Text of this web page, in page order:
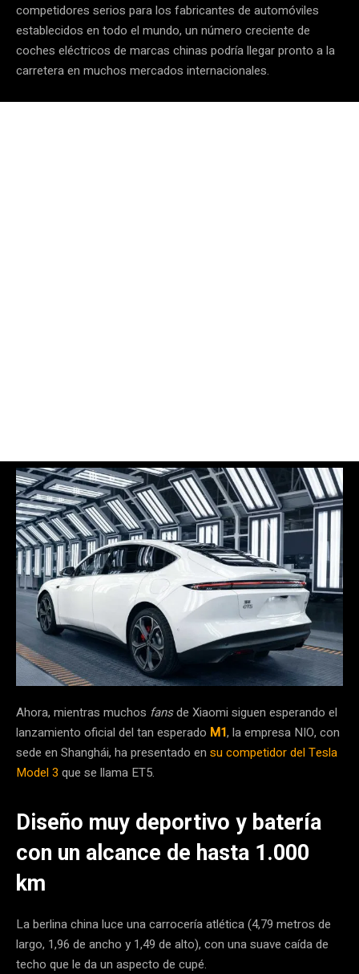
competidores serios para los fabricantes de automóviles
establecidos en todo el mundo, un número creciente de
coches eléctricos de marcas chinas podría llegar pronto a la
carretera en muchos mercados internacionales.
Ahora, mientras muchos fansde Xiaomi siguen esperando el
lanzamiento oficial del tan esperado M1, la empresa NIO, con
sede en Shanghái, ha presentado en su competidor del Tesla
Model 3 que se llama ET5.
Diseño muy deportivo y batería
con un alcance de hasta 1.000
km
La berlina china luce una carrocería atlética (4,79 metros de
largo, 1,96 de ancho y 1,49 de alto), con una suave caída de
techo que le da un aspecto de cupé.